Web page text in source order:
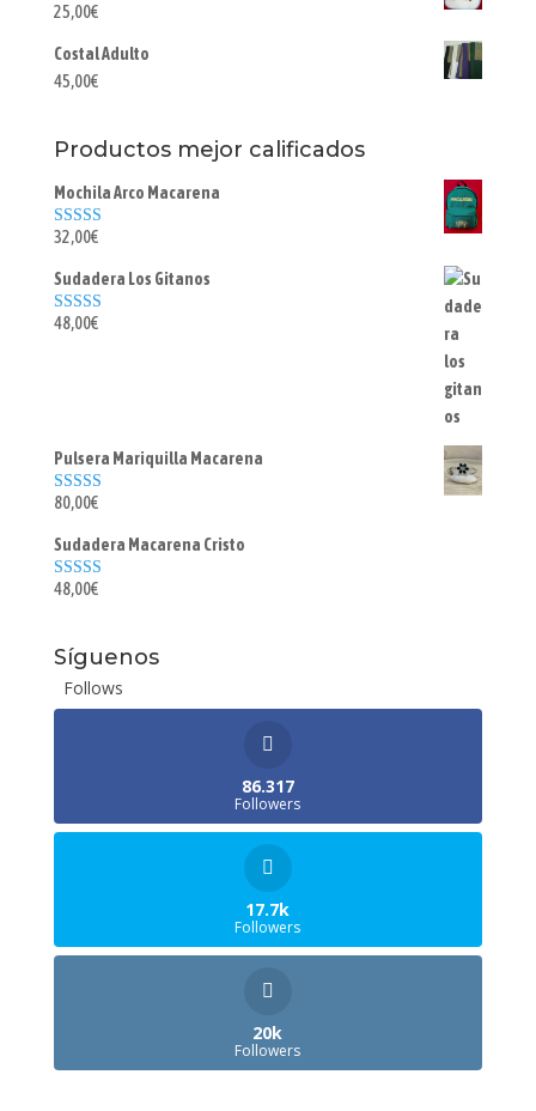
25,00€
Costal Adulto
45,00€
Productos mejor calificados
Mochila Arco Macarena
Valorado con
32,00€
Sudadera Los Gitanos
Valorado con
48,00€
Pulsera Mariquilla Macarena
Valorado con
80,00€
Sudadera Macarena Cristo
Valorado con
48,00€
Síguenos
Follows
86.317
Followers
17.7k
Followers
20k
Followers